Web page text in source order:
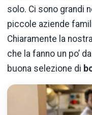
solo. Ci sono grandi
piccole aziende
Chiaramente la
che la fanno un po’
buona selezione di